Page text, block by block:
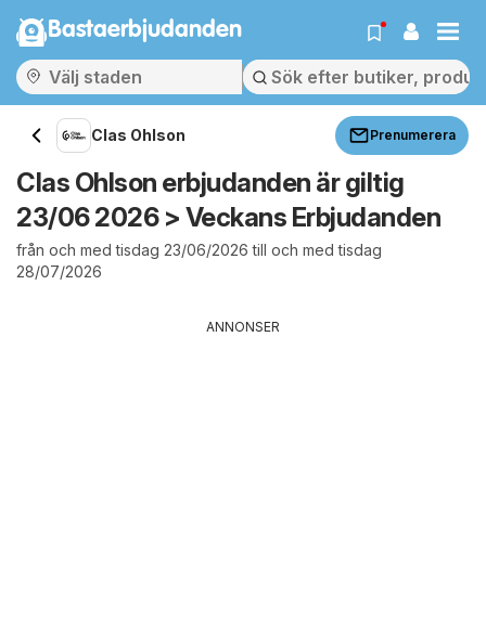
Bastaerbjudanden
Clas Ohlson Prenumerera
Clas Ohlson erbjudanden är giltig
23/06 2026 > Veckans Erbjudanden
från och med tisdag 23/06/2026 till och med tisdag
28/07/2026
ANNONSER